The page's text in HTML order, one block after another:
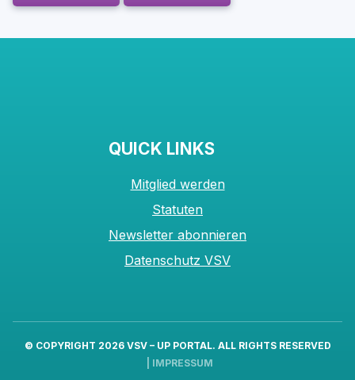
QUICK LINKS
Mitglied werden
Statuten
Newsletter abonnieren
Datenschutz VSV
© COPYRIGHT 2026 VSV – UP PORTAL. ALL RIGHTS RESERVED
IMPRESSUM